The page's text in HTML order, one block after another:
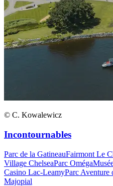
© C. Kowalewicz
Incontournables
Parc de la GatineauFairmont Le
Village ChelseaParc Oméga
Casino Lac-LeamyParc Aventure
Majopial